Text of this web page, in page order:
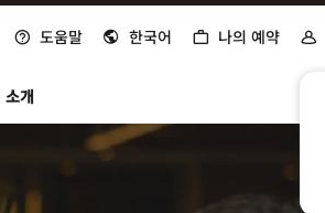
도움말 한국어 나의 예약
소개